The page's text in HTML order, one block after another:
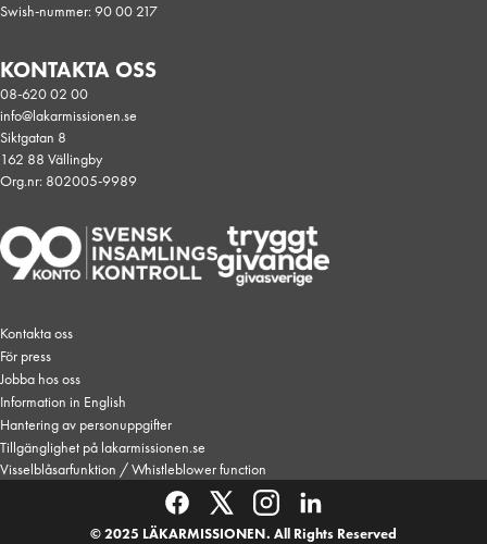
Swish-nummer: 90 00 217
KONTAKTA OSS
08-620 02 00
info@lakarmissionen.se
Siktgatan 8
162 88 Vällingby
Org.nr: 802005-9989
Kontakta oss
För press
Jobba hos oss
Information in English
Hantering av personuppgifter
Tillgänglighet på lakarmissionen.se
Visselblåsarfunktion / Whistleblower function
© 2025 LÄKARMISSIONEN. All Rights Reserved